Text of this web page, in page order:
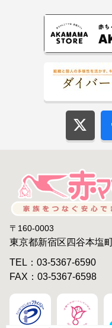
〒160-0003
東京都新宿区四谷本塩
TEL：03-5367-6590
FAX：03-5367-6598